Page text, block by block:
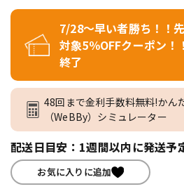
7/28～早い者勝ち！！
対象5％OFFクーポン
終了
48回まで金利手数料無料!かん
（WeBBy）シミュレーター
配送日目安：1週間以内に発送予
お気に入りに追加